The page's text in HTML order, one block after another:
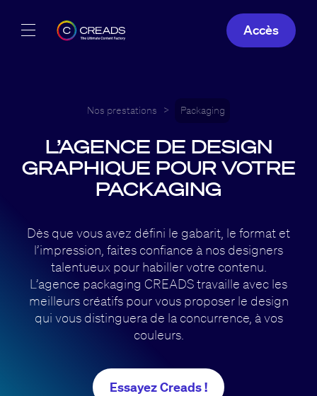
À propos
FR
Accès
Nos prestations > Packaging
L’AGENCE DE DESIGN
GRAPHIQUE POUR VOTRE
PACKAGING
Dès que vous avez défini le gabarit, le format et
l’impression, faites confiance à nos designers
talentueux pour habiller votre contenu.
L’agence packaging CREADS travaille avec les
meilleurs créatifs pour vous proposer le design
qui vous distinguera de la concurrence, à vos
couleurs.
Essayez Creads !